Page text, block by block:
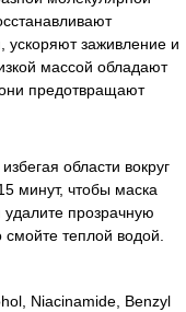
ускоряют заживление и
массой обладают
предотвращают
области вокруг
минут, чтобы маска
удалите прозрачную
теплой водой.
Niacinamide, Benzyl